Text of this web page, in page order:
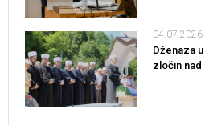
04.07.2026
Dženaza
zločin nad